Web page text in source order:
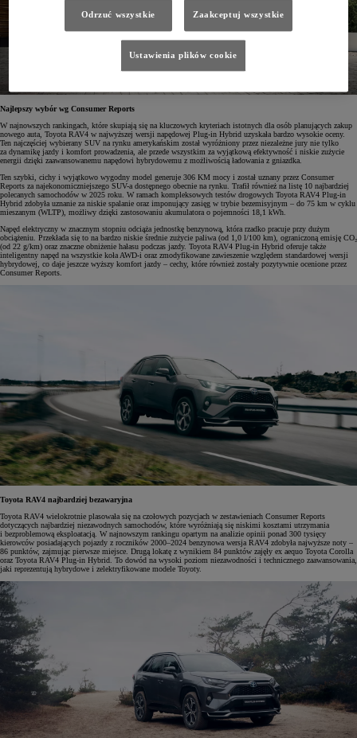
Najlepszy wybór wg Consumer Reports
W najnowszych rankingach, które skupiają się na kluczowych kryteriach istotnych dla osób planujących zakup
nowego auta, Toyota RAV4 w najwyższej wersji napędowej Plug-in Hybrid uzyskała bardzo wysokie oceny.
Ten najczęściej wybierany SUV na rynku amerykańskim został wyróżniony przez niezależne jury nie tylko
za dynamikę jazdy i komfort prowadzenia, ale przede wszystkim za wyjątkową efektywność i niskie zużycie
energii dzięki zaawansowanemu napędowi hybrydowemu z możliwością ładowania z gniazdka.
Ten szybki, cichy i wyjątkowo wygodny model generuje 306 KM mocy i został uznany przez Consumer
Reports za najekonomiczniejszego SUV-a dostępnego obecnie na rynku. Trafił również na listę 10 najbardziej
polecanych samochodów w 2025 roku. W ramach kompleksowych testów drogowych Toyota RAV4 Plug-in
Hybrid zdobyła uznanie za niskie spalanie oraz imponujący zasięg w trybie bezemisyjnym – do 75 km w cyklu
mieszanym (WLTP), możliwy dzięki zastosowaniu akumulatora o pojemności 18,1 kWh.
Napęd elektryczny w znacznym stopniu odciąża jednostkę benzynową, która rzadko pracuje przy dużym
obciążeniu. Przekłada się to na bardzo niskie średnie zużycie paliwa (od 1,0 l/100 km), ograniczoną emisję CO₂
(od 22 g/km) oraz znaczne obniżenie hałasu podczas jazdy. Toyota RAV4 Plug-in Hybrid oferuje także
inteligentny napęd na wszystkie koła AWD-i oraz zmodyfikowane zawieszenie względem standardowej wersji
hybrydowej, co daje jeszcze wyższy komfort jazdy – cechy, które również zostały pozytywnie ocenione przez
Consumer Reports.
Toyota RAV4 najbardziej bezawaryjna
Toyota RAV4 wielokrotnie plasowała się na czołowych pozycjach w zestawieniach Consumer Reports
dotyczących najbardziej niezawodnych samochodów, które wyróżniają się niskimi kosztami utrzymania
i bezproblemową eksploatacją. W najnowszym rankingu opartym na analizie opinii ponad 300 tysięcy
kierowców posiadających pojazdy z roczników 2000–2024 benzynowa wersja RAV4 zdobyła najwyższe noty –
86 punktów, zajmując pierwsze miejsce. Drugą lokatę z wynikiem 84 punktów zajęły ex aequo Toyota Corolla
oraz Toyota RAV4 Plug-in Hybrid. To dowód na wysoki poziom niezawodności i technicznego zaawansowania,
jaki reprezentują hybrydowe i zelektryfikowane modele Toyoty.
Odrzuć wszystkie Zaakceptuj wszystkie
Ustawienia plików cookie